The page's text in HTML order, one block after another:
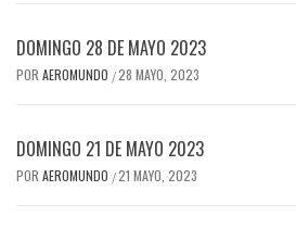
DOMINGO 28 DE MAYO 2023
POR AEROMUNDO /28 MAYO, 2023
DOMINGO 21 DE MAYO 2023
POR AEROMUNDO /21 MAYO, 2023